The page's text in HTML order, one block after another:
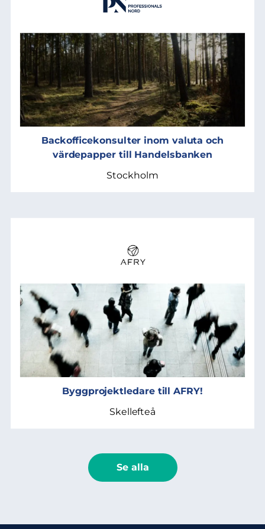
Backofficekonsulter inom valuta och
värdepapper till Handelsbanken
Stockholm
Byggprojektledare till AFRY!
Skellefteå
Se alla